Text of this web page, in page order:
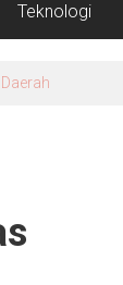
Teknologi